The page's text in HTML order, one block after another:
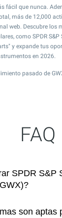
fácil que nunca.
más de 12,000
web. Descubre los
como SPDR
y expande tus
en 2026.
pasado de
FAQ
SPDR S&P
son aptas